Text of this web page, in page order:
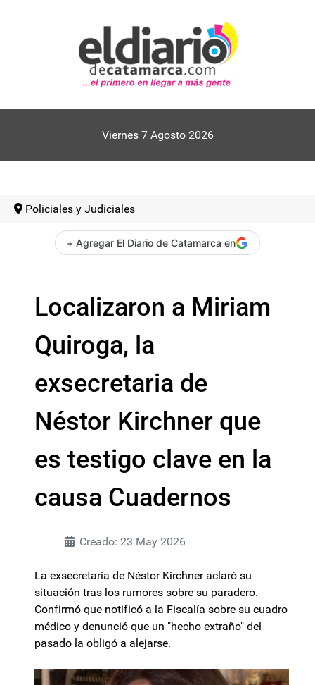
Viernes 7 Agosto 2026
Policiales y Judiciales
+ Agregar El Diario de Catamarca en
Localizaron a Miriam
Quiroga, la
exsecretaria de
Néstor Kirchner que
es testigo clave en la
causa Cuadernos
Creado: 23 May 2026
La exsecretaria de Néstor Kirchner aclaró su
situación tras los rumores sobre su paradero.
Confirmó que notificó a la Fiscalía sobre su cuadro
médico y denunció que un "hecho extraño" del
pasado la obligó a alejarse.